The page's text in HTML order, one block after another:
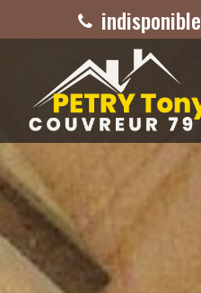
indisponible